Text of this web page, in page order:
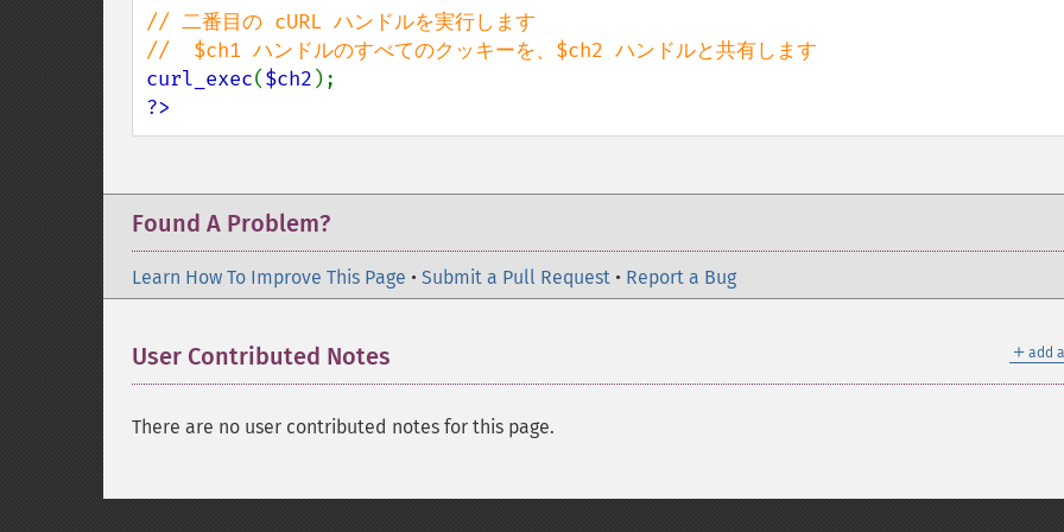
// 二番目の cURL ハンドルを実行します
curl_exec($ch2
?>
Found A Problem?
Learn How To Improve This Page • Submit a Pull Request • Report a Bug
＋ add
User Contributed Notes
There are no user contributed notes for this page.